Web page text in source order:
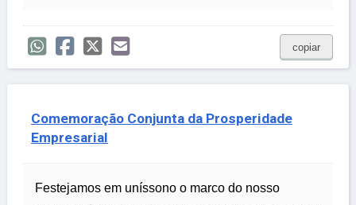
copiar
Comemoração Conjunta da Prosperidade
Empresarial
Festejamos em uníssono o marco do nosso